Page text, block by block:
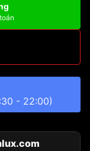
- 22:00)